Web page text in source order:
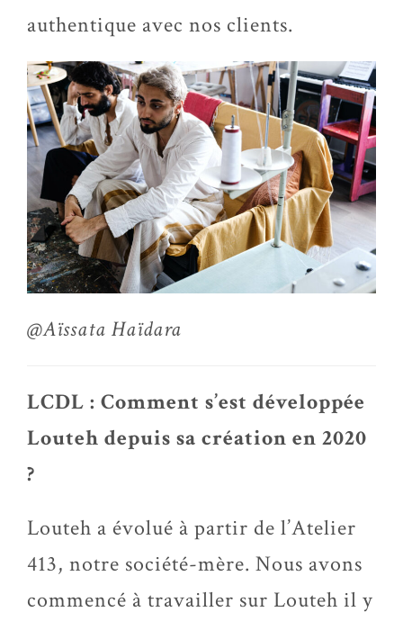
authentique avec nos clients.
@Aïssata Haïdara
LCDL : Comment s’est développée
Louteh depuis sa création en 2020
?
Louteh a évolué à partir de l’Atelier
413, notre société-mère. Nous avons
commencé à travailler sur Louteh il y